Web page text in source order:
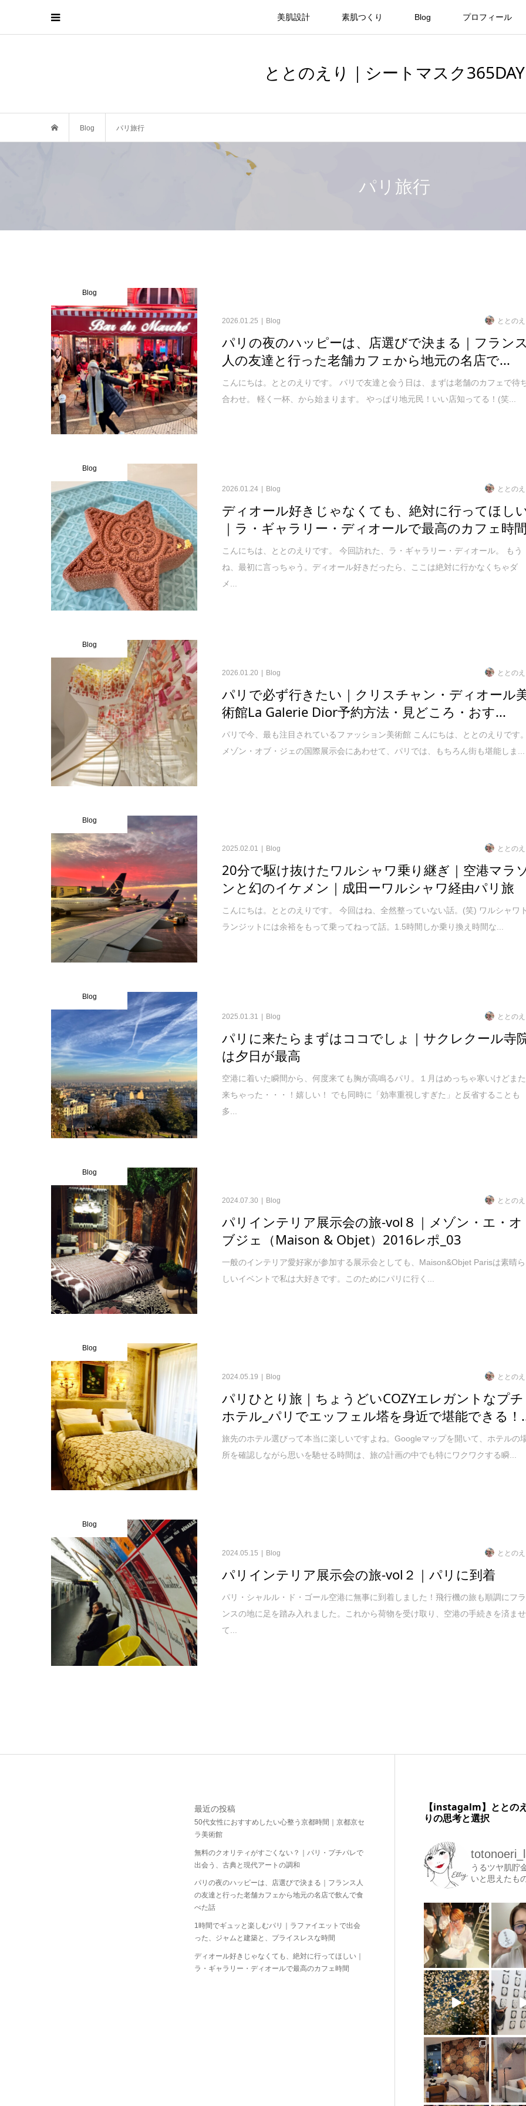
美肌設計 素肌つくり Blog プロフィール
ととのえり｜シートマスク365DAY
Blog パリ旅行
パリ旅行
Blog
2026.01.25 Blog ととの
パリの夜のハッピーは、店選びで決まる｜フラン
人の友達と行った老舗カフェから地元の名店で...
こんにちは。ととのえりです。 パリで友達と会う日は、まずは老舗のカフェで待
合わせ。 軽く一杯、から始まります。 やっぱり地元民！いい店知ってる！(笑...
Blog
2026.01.24 Blog ととの
ディオール好きじゃなくても、絶対に行ってほし
｜ラ・ギャラリー・ディオールで最高のカフェ時
こんにちは、ととのえりです。 今回訪れた、ラ・ギャラリー・ディオール。 もう
ね、最初に言っちゃう。ディオール好きだったら、ここは絶対に行かなくちゃダ
メ...
Blog
2026.01.20 Blog ととの
パリで必ず行きたい｜クリスチャン・ディオール
術館La Galerie Dior予約方法・見どころ・おす...
パリで今、最も注目されているファッション美術館 こんにちは、ととのえりです
メゾン・オブ・ジェの国際展示会にあわせて、パリでは、もちろん街も堪能しま...
Blog
2025.02.01 Blog ととの
20分で駆け抜けたワルシャワ乗り継ぎ｜空港マラ
ンと幻のイケメン｜成田ーワルシャワ経由パリ旅
こんにちは。ととのえりです。 今回はね、全然整っていない話。(笑) ワルシャワ
ランジットには余裕をもって乗ってねって話。1.5時間しか乗り換え時間な...
Blog
2025.01.31 Blog ととの
パリに来たらまずはココでしょ｜サクレクール寺
は夕日が最高
空港に着いた瞬間から、何度来ても胸が高鳴るパリ。１月はめっちゃ寒いけどまた
来ちゃった・・・！嬉しい！ でも同時に「効率重視しすぎた」と反省することも
多...
Blog
2024.07.30 Blog ととの
パリインテリア展示会の旅‐vol８｜メゾン・エ・オ
ブジェ（Maison & Objet）2016レポ_03
一般のインテリア愛好家が参加する展示会としても、Maison&Objet Parisは素晴ら
しいイベントで私は大好きです。このためにパリに行く...
Blog
2024.05.19 Blog ととの
パリひとり旅｜ちょうどいCOZYエレガントなプチ
ホテル_パリでエッフェル塔を身近で堪能できる！
旅先のホテル選びって本当に楽しいですよね。Googleマップを開いて、ホテルの
所を確認しながら思いを馳せる時間は、旅の計画の中でも特にワクワクする瞬...
Blog
2024.05.15 Blog ととの
パリインテリア展示会の旅‐vol２｜パリに到着
パリ・シャルル・ド・ゴール空港に無事に到着しました！飛行機の旅も順調にフラ
ンスの地に足を踏み入れました。これから荷物を受け取り、空港の手続きを済ませ
て...
最近の投稿
50代女性におすすめしたい心整う京都時間｜京都京セ
ラ美術館
無料のクオリティがすごくない？｜パリ・プチパレで
出会う、古典と現代アートの調和
パリの夜のハッピーは、店選びで決まる｜フランス人
の友達と行った老舗カフェから地元の名店で飲んで食
べた話
1時間でギュッと楽しむパリ｜ラファイエットで出会
った、ジャムと建築と、プライスレスな時間
ディオール好きじゃなくても、絶対に行ってほしい｜
ラ・ギャラリー・ディオールで最高のカフェ時間
【instagalm】ととの
りの思考と選択
うるツヤ肌貯
いと思えたも